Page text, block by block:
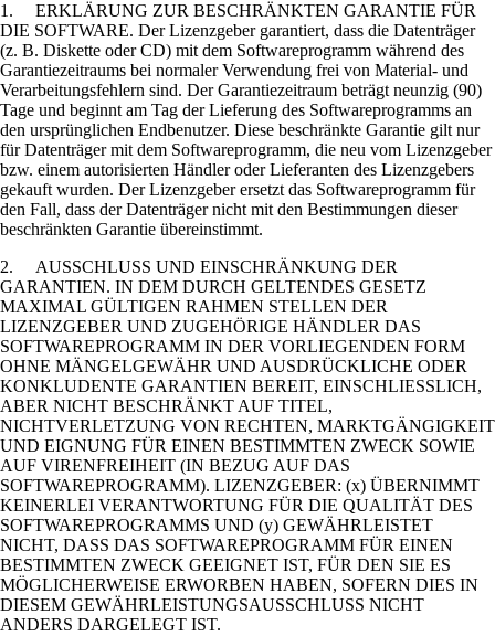
1. ERKLÄRUNG ZUR BESCHRÄNKTEN GARANTIE FÜR
DIE SOFTWARE. Der Lizenzgeber garantiert, dass die Datenträger
(z. B. Diskette oder CD) mit dem Softwareprogramm während des
Garantiezeitraums bei normaler Verwendung frei von Material- und
Verarbeitungsfehlern sind. Der Garantiezeitraum beträgt neunzig (90)
Tage und beginnt am Tag der Lieferung des Softwareprogramms an
den ursprünglichen Endbenutzer. Diese beschränkte Garantie gilt nur
für Datenträger mit dem Softwareprogramm, die neu vom Lizenzgeber
bzw. einem autorisierten Händler oder Lieferanten des Lizenzgebers
gekauft wurden. Der Lizenzgeber ersetzt das Softwareprogramm für
den Fall, dass der Datenträger nicht mit den Bestimmungen dieser
beschränkten Garantie übereinstimmt.
2. AUSSCHLUSS UND EINSCHRÄNKUNG DER
GARANTIEN. IN DEM DURCH GELTENDES GESETZ
MAXIMAL GÜLTIGEN RAHMEN STELLEN DER
LIZENZGEBER UND ZUGEHÖRIGE HÄNDLER DAS
SOFTWAREPROGRAMM IN DER VORLIEGENDEN FORM
OHNE MÄNGELGEWÄHR UND AUSDRÜCKLICHE ODER
KONKLUDENTE GARANTIEN BEREIT, EINSCHLIESSLICH,
ABER NICHT BESCHRÄNKT AUF TITEL,
NICHTVERLETZUNG VON RECHTEN, MARKTGÄNGIGKEIT
UND EIGNUNG FÜR EINEN BESTIMMTEN ZWECK SOWIE
AUF VIRENFREIHEIT (IN BEZUG AUF DAS
SOFTWAREPROGRAMM). LIZENZGEBER: (x) ÜBERNIMMT
KEINERLEI VERANTWORTUNG FÜR DIE QUALITÄT DES
SOFTWAREPROGRAMMS UND (y) GEWÄHRLEISTET
NICHT, DASS DAS SOFTWAREPROGRAMM FÜR EINEN
BESTIMMTEN ZWECK GEEIGNET IST, FÜR DEN SIE ES
MÖGLICHERWEISE ERWORBEN HABEN, SOFERN DIES IN
DIESEM GEWÄHRLEISTUNGSAUSSCHLUSS NICHT
ANDERS DARGELEGT IST.